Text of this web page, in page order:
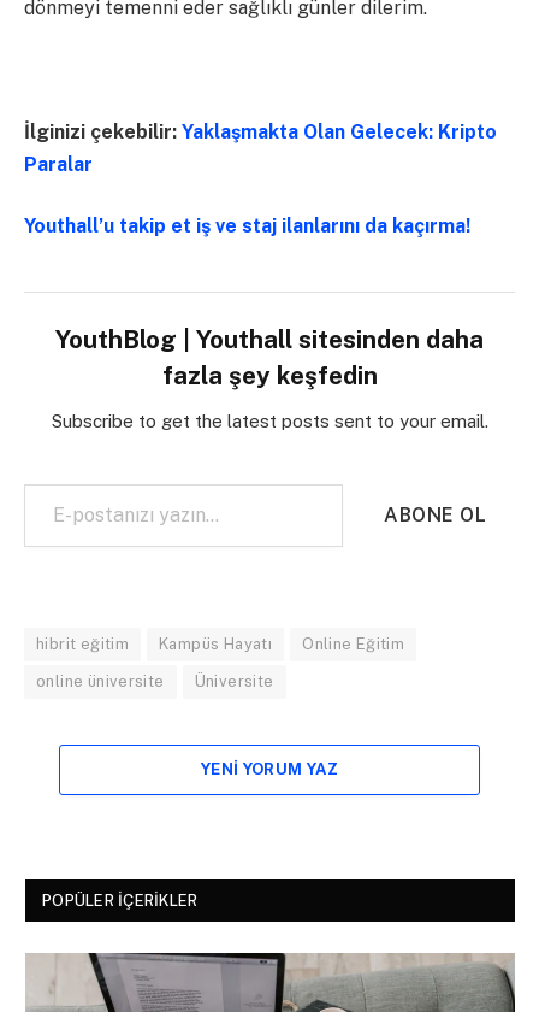
dönmeyi temenni eder sağlıklı günler dilerim.
İlginizi çekebilir: Yaklaşmakta Olan Gelecek: Kripto
Paralar
Youthall’u takip et iş ve staj ilanlarını da kaçırma!
YouthBlog | Youthall sitesinden daha
fazla şey keşfedin
Subscribe to get the latest posts sent to your email.
E-postanızı yazın…
ABONE OL
hibrit eğitim Kampüs Hayatı Online Eğitim
online üniversite Üniversite
YENI YORUM YAZ
POPÜLER İÇERIKLER